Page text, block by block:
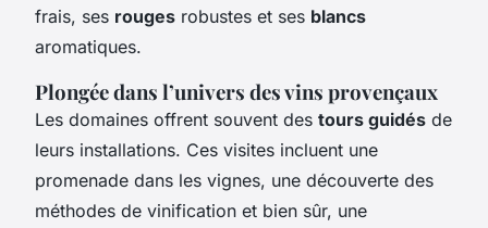
frais, ses rouges robustes et ses blancs
aromatiques.
Plongée dans l’univers des vins provençaux
Les domaines offrent souvent des tours guidés de
leurs installations. Ces visites incluent une
promenade dans les vignes, une découverte des
méthodes de vinification et bien sûr, une